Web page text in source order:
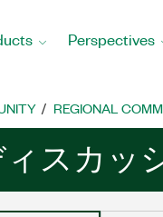
Perspectives
REGIONAL
ィスカッ